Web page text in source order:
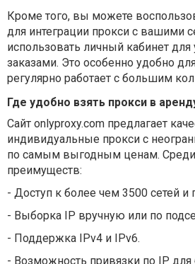
Кроме того, вы можете
для интеграции прокси с вашими
использовать личный кабинет для
заказами. Это особенно удобно
регулярно работает с большим
Где удобно взять прокси в
Сайт onlyproxy.com предлагает
индивидуальные прокси с
по самым выгодным ценам.
преимуществ:
- Доступ к более чем 3500 сетей и
- Выборка IP вручную или по
- Поддержка IPv4 и IPv6.
- Возможность привязки по IP для